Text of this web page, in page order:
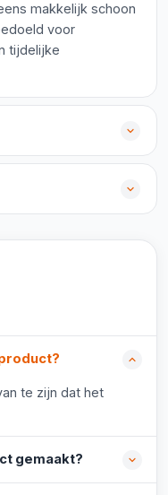
makkelijk schoon
voor
tijdelijke
te zijn dat het
gemaakt?